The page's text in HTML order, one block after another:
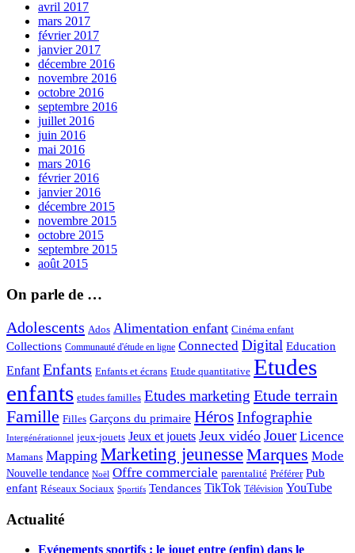
avril 2017
mars 2017
février 2017
janvier 2017
décembre 2016
novembre 2016
octobre 2016
septembre 2016
juillet 2016
juin 2016
mai 2016
mars 2016
février 2016
janvier 2016
décembre 2015
novembre 2015
octobre 2015
septembre 2015
août 2015
On parle de …
Adolescents Ados Alimentation enfant Cinéma enfant
Collections Communauté d'étude en ligne Connected Digital Education
Enfant Enfants Enfants et écrans Etude quantitative Etudes
enfants etudes familles Etudes marketing Etude terrain
Famille Filles Garçons du primaire HérosInfographie
Intergénérationnel jeux-jouets Jeux et jouets Jeux vidéo Jouer Licence
Mamans Mapping Marketing jeunesseMarques Mode
Nouvelle tendance Noël Offre commerciale parentalité Préférer Pub
enfant Réseaux Sociaux Sportifs Tendances TikTok Télévision YouTube
Actualité
Evénements sportifs : le jouet entre (enfin) dans le